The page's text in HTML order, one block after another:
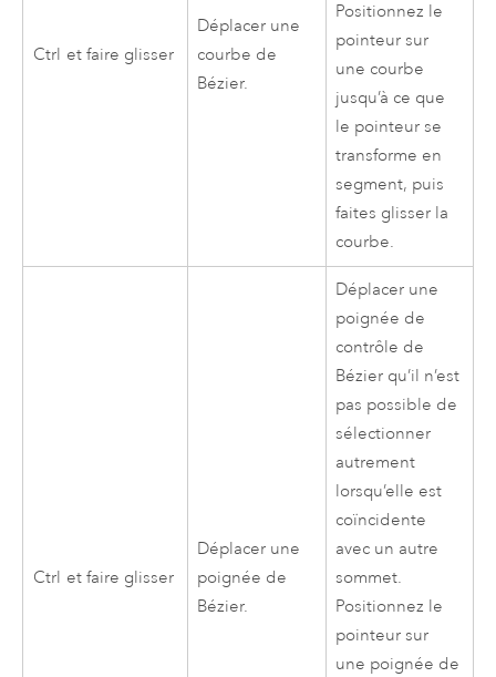
Ctrl et faire glisser
Déplacer une
courbe de
Bézier.
Positionnez le
pointeur sur
une courbe
jusqu’à ce que
le pointeur se
transforme en
segment, puis
faites glisser la
courbe.
Ctrl et faire glisser
Déplacer une
poignée de
Bézier.
Déplacer une
poignée de
contrôle de
Bézier qu’il n’est
pas possible de
sélectionner
autrement
lorsqu’elle est
coïncidente
avec un autre
sommet.
Positionnez le
pointeur sur
une poignée de